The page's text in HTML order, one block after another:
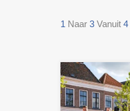
1 Naar 3 Vanuit 4